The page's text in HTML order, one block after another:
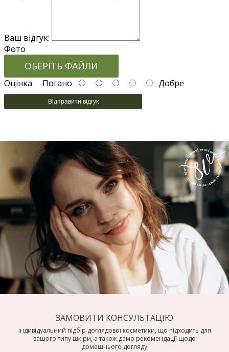
Ваш відгук:
Фото
ОБЕРІТЬ ФАЙЛИ
Оцінка Погано Добре
Відправити відгук
ЗАМОВИТИ КОНСУЛЬТАЦІЮ
індивідуальний підбір доглядової косметики, що підходить для
вашого типу шкіри, а також дамо рекомендації щодо
домашнього догляду